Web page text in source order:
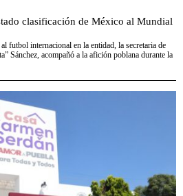
clasificación de México al Mundial
futbol internacional en la entidad, la secretaria de
Sánchez, acompañó a la afición poblana durante la